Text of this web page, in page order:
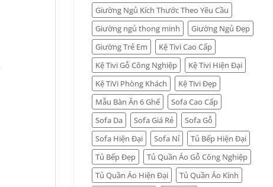
Giường Ngủ Kích Thước Theo Yêu Cầu
Giường ngủ thong minh
Giường Ngủ Đẹp
Giường Trẻ Em
Kệ Tivi Cao Cấp
Kệ Tivi Gỗ Công Nghiệp
Kệ Tivi Hiện Đại
Kệ TiVi Phòng Khách
Kệ Tivi Đẹp
Mẫu Bàn Ăn 6 Ghế
Sofa Cao Cấp
Sofa Da
Sofa Giá Rẻ
Sofa Gỗ
Sofa Hiện Đại
Sofa Nỉ
Tủ Bếp Hiện Đại
Tủ Bếp Đẹp
Tủ Quần Áo Gỗ Công Nghiệp
Tủ Quần Áo Hiện Đại
Tủ Quần Áo Kính